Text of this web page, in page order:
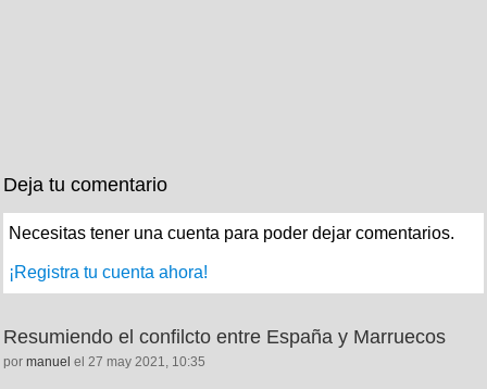
Deja tu comentario
Necesitas tener una cuenta para poder dejar comentarios.
¡Registra tu cuenta ahora!
Resumiendo el confilcto entre España y Marruecos
por manuel el 27 may 2021, 10:35